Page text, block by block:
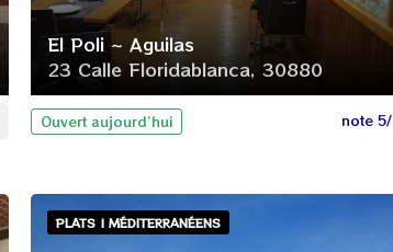
El Poli ~ Aguilas
23 Calle Floridablanca, 30880
Ouvert aujourd’hui note 5/
PLATS | MÉDITERRANÉENS